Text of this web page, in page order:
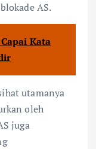
AS.
Kata
utamanya
oleh
juga